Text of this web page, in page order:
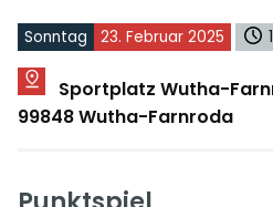
Sonntag 23. Februar 2025
Sportplatz Wutha-
99848 Wutha-Farnroda